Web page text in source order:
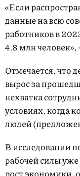
«Если
данные на всю
работников в
4,8 млн
Отмечается, что
вырос за
нехватка
условиях, когда
людей
В исследовании
рабочей силы